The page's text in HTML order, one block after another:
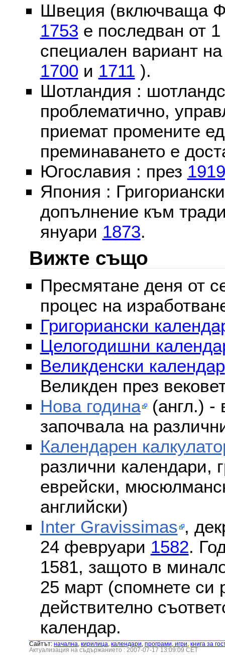
Швеция (включваща
1753 е последван от
специален вариант
1700 и 1711 ).
Шотландия :
проблематично,
приемат промените
преминаването е
Югославия : през 1919
Япония :
допълнение към
януари 1873.
Вижте също
Пресмятане деня от
процес на
Григориански
Целогодишни
Великденски календар
Великден през
Нова година (англ.) -
започвала на
Календарен
различни календари,
еврейски,
английски)
Inter Gravissimas ,
24 февруари 1582.
1581, защото в
25 март (спомнете си
действително
календар.
Сайтът: началнa, кирилица, календари, програми, игри, книга за
Актуализация на съдържанието : 2007-07-17 13:09:09 CET